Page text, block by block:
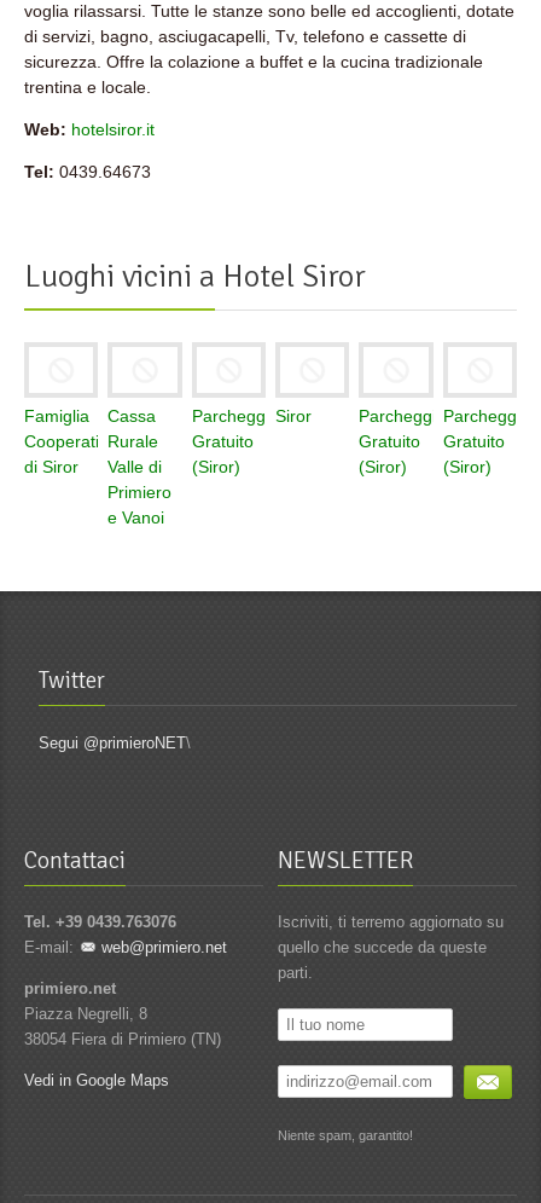
voglia rilassarsi. Tutte le stanze sono belle ed accoglienti, dotate
di servizi, bagno, asciugacapelli, Tv, telefono e cassette di
sicurezza. Offre la colazione a buffet e la cucina tradizionale
trentina e locale.
Web: hotelsiror.it
Tel: 0439.64673
Luoghi vicini a Hotel Siror
Famiglia
Cooperativa
di Siror
Cassa
Rurale
Valle di
Primiero
e Vanoi
Parcheggio
Gratuito
(Siror)
Siror
Parcheggio
Gratuito
(Siror)
Parcheggio
Gratuito
(Siror)
Twitter
Segui @primieroNET\
Contattaci
Tel. +39 0439.763076
E-mail:
web@primiero.net
primiero.net
Piazza Negrelli, 8
38054 Fiera di Primiero (TN)
Vedi in Google Maps
NEWSLETTER
Iscriviti, ti terremo aggiornato su
quello che succede da queste
parti.
Niente spam, garantito!